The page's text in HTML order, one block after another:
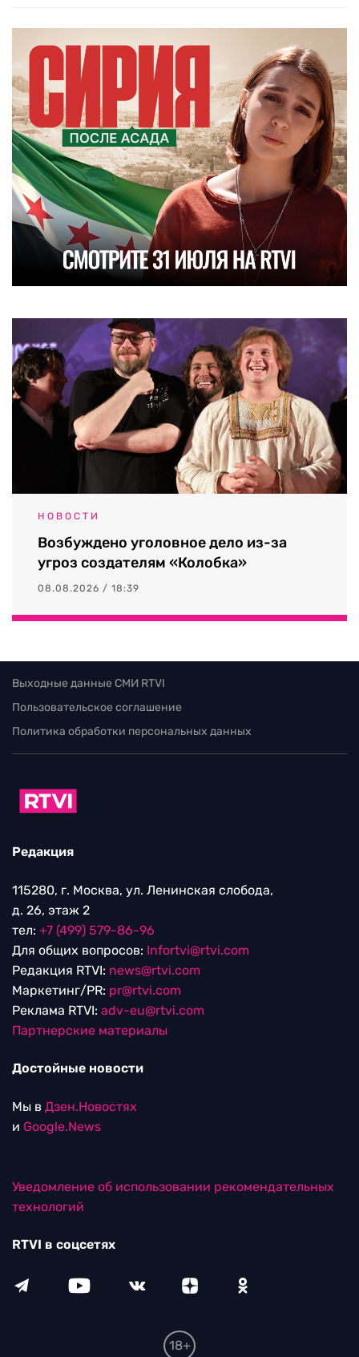
НОВОСТИ
Возбуждено уголовное дело из-за
угроз создателям «Колобка»
08.08.2026 / 18:39
Выходные данные СМИ RTVI
Пользовательское соглашение
Политика обработки персональных данных
Редакция
115280, г. Москва, ул. Ленинская слобода,
д. 26, этаж 2
тел: +7 (499) 579-86-96
Для общих вопросов: Infortvi@rtvi.com
Редакция RTVI: news@rtvi.com
Маркетинг/PR: pr@rtvi.com
Реклама RTVI: adv-eu@rtvi.com
Партнерские материалы
Достойные новости
Мы в Дзен.Новостях
и Google.News
Уведомление об использовании рекомендательных
технологий
RTVI в соцсетях
18+